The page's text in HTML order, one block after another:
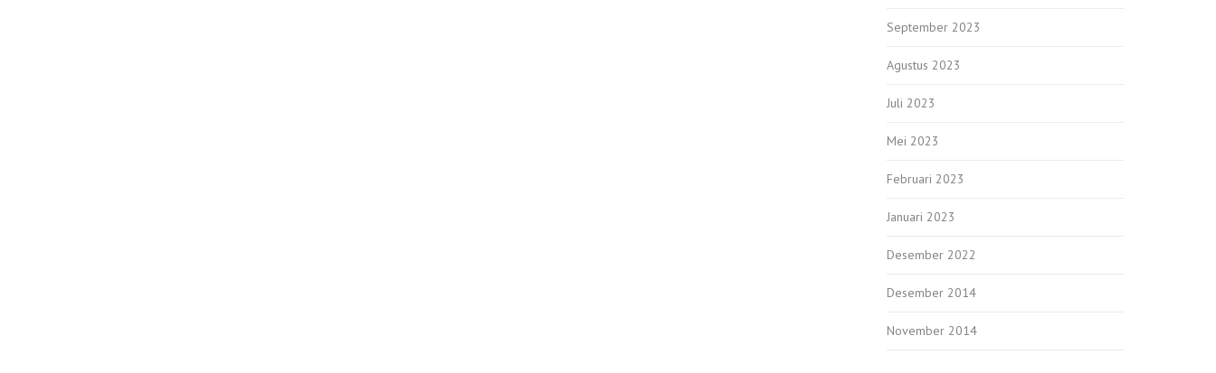
September 2023
Agustus 2023
Juli 2023
Mei 2023
Februari 2023
Januari 2023
Desember 2022
Desember 2014
November 2014